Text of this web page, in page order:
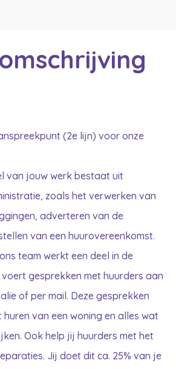
(2e lijn) voor onze
van jouw werk bestaat uit
zoals het verwerken van
adverteren van de
van een huurovereenkomst.
team werkt een deel in de
gesprekken met huurders aan
of per mail. Deze gesprekken
van een woning en alles wat
Ook help jij huurders met het
Jij doet dit ca. 25% van je